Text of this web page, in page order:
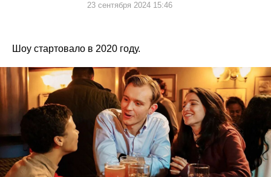
23 сентября 2024 15:46
Шоу стартовало в 2020 году.